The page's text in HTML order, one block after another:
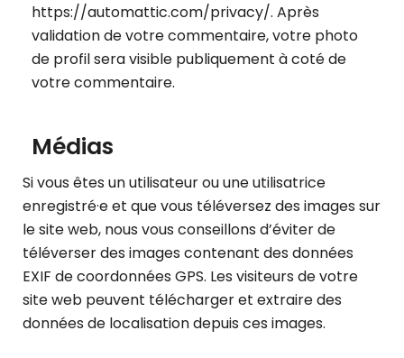
https://automattic.com/privacy/. Après
validation de votre commentaire, votre photo
de profil sera visible publiquement à coté de
votre commentaire.
Médias
Si vous êtes un utilisateur ou une utilisatrice
enregistré·e et que vous téléversez des images sur
le site web, nous vous conseillons d’éviter de
téléverser des images contenant des données
EXIF de coordonnées GPS. Les visiteurs de votre
site web peuvent télécharger et extraire des
données de localisation depuis ces images.